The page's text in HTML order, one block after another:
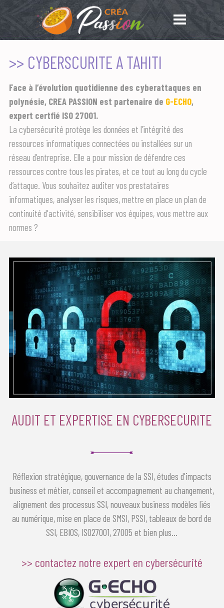
>> CYBERSCURITE A TAHITI
Face à l’évolution quotidienne des cyberattaques en
polynésie, CREA PASSION est partenaire de G-ECHO,
expert certfié ISO 27001.
La cybersécurité protège les données et l’intégrité des
ressources informatiques connectées ou installées sur un
réseau d’entreprise. Elle a pour mission de défendre ces
ressources contre tous les pirates, et ce tout au long du cycle
d’attaque. Vous souhaitez auditer vos prestataires
informatiques, analyser les risques, mettre en place un plan de
continuité d'activité, sensibiliser vos équipes, vous mettre aux
normes ?
AUDIT ET EXPERTISE EN CYBERSECURITE
Réflexion stratégique, gouvernance de la SSI, études d'impacts
business et métier, conseil et accompagnement au changement,
alignement des processus SSI, nouveaux business modèles liés
au numérique, mise en place de SMSI, PSSI, tableaux de bord de
SSI, EBIOS, ISO27001, 27005 et bien plus...
>> contactez notre expert en cybersécurité